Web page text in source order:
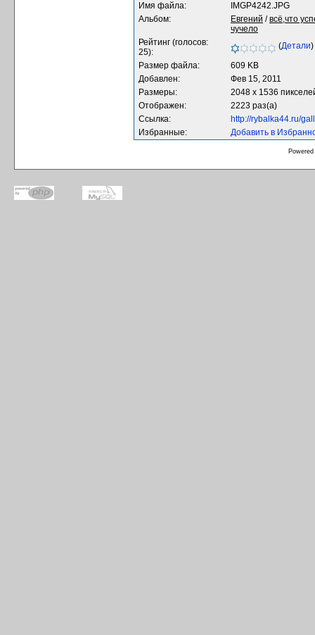
Имя файла:
IMGP4242.JPG
Альбом:
Евгений /всё,что
чучело
Рейтинг (голосов:
25):
(Детали)
Размер файла:
609 KB
Добавлен:
Фев 15, 2011
Размеры:
2048 x 1536
Отображен:
2223 раз(а)
Ссылка:
http://rybalka44.ru/
Избранные:
Добавить в